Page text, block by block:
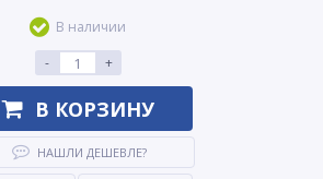
В наличии
-
+
В КОРЗИНУ
НАШЛИ ДЕШЕВЛЕ?